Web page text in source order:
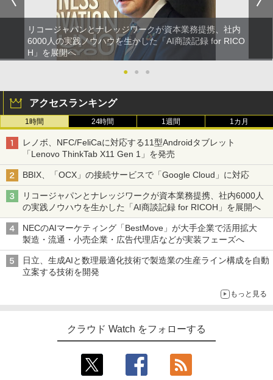
リコージャパンとナレッジワークが資本業務提携、社内
6000人の実践ノウハウを生かした「AI商談記録 for RICO
H」を展開へ
●
● ●
アクセスランキング
1時間 24時間 1週間 1カ月
レノボ、NFC/FeliCaに対応する11型Androidタブレット
「Lenovo ThinkTab X11 Gen 1」を発売
BBIX、「OCX」の接続サービスで「Google Cloud」に対応
リコージャパンとナレッジワークが資本業務提携、社内6000人
の実践ノウハウを生かした「AI商談記録 for RICOH」を展開へ
NECのAIマーケティング「BestMove」が大手企業で活用拡大
製造・流通・小売企業・広告代理店などが実装フェーズへ
日立、生成AIと数理最適化技術で製造業の生産ライン構成を自動
立案する技術を開発
もっと見る
クラウド Watch をフォローする